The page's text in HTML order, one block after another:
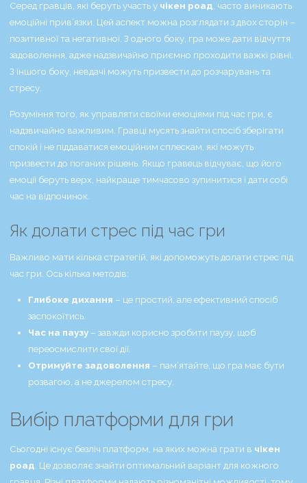
Серед гравців, які беруть участь у чікен роад, часто виникають
емоційні прив’язки. Цей аспект можна розглядати з двох сторін –
позитивної та негативної. З одного боку, гра може дати відчуття
задоволення, адже надзвичайно приємно проходити важкі рівні.
З іншого боку, невдачі можуть призвести до розчарувань та
стресу.
Розуміння того, як управляти своїми емоціями під час гри, є
надзвичайно важливим. Гравці мусять знайти спосіб зберігати
спокій і не піддаватися емоційним сплескам, які можуть
призвести до поганих рішень. Якщо гравець відчуває, що його
емоції беруть верх, найкраще тимчасово зупинитися і дати собі
час на відпочинок.
Як долати стрес під час гри
Важливо мати кілька стратегій, які допоможуть долати стрес під
час гри. Ось кілька методів:
Глибоке дихання – це простий, але ефективний спосіб
заспокоїтись.
Час на паузу– завжди корисно зробити паузу, щоб
переосмислити свої дії.
Отримуйте задоволення – пам’ятайте, що гра має бути
розвагою, а не джерелом стресу.
Вибір платформи для гри
Сьогодні існує безліч платформ, на яких можна грати в чікен
роад. Це дозволяє знайти оптимальний варіант для кожного